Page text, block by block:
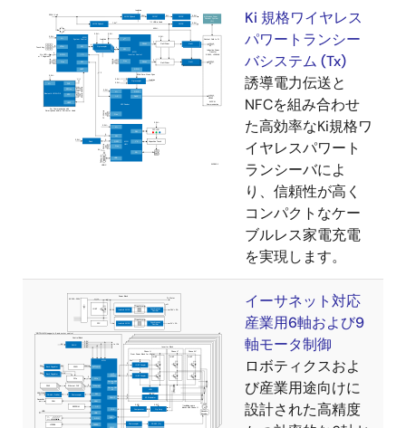
Ki 規格ワイヤレス
パワートランシー
バシステム (Tx)
誘導電力伝送と
NFCを組み合わせ
た高効率なKi規格ワ
イヤレスパワート
ランシーバによ
り、信頼性が高く
コンパクトなケー
ブルレス家電充電
を実現します。
イーサネット対応
産業用6軸および9
軸モータ制御
ロボティクスおよ
び産業用途向けに
設計された高精度